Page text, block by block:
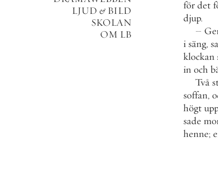
LJUD & BILD
SKOLAN
OM LB
för det
djup.
–
i säng,
klockan
in och
Två
soffan,
högt
sade
henne;